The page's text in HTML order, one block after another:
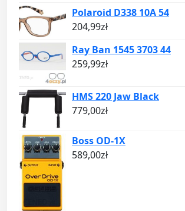
Polaroid D338 10A 54
204,99zł
Ray Ban 1545 3703 44
259,99zł
HMS 220 Jaw Black
779,00zł
Boss OD-1X
589,00zł